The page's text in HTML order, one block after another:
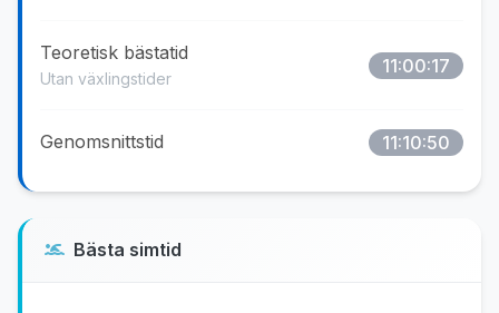
Teoretisk bästatid
Utan växlingstider
11:00:17
Genomsnittstid 11:10:50
Bästa simtid